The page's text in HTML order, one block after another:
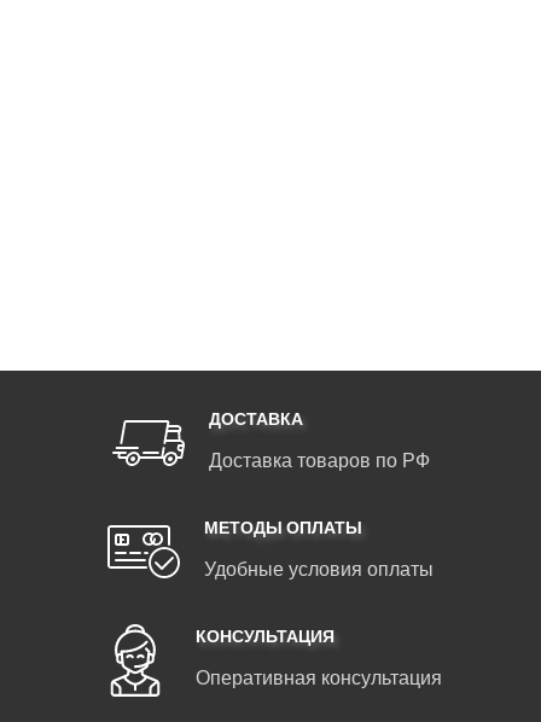
ДОСТАВКА
Доставка товаров по РФ
МЕТОДЫ ОПЛАТЫ
Удобные условия оплаты
КОНСУЛЬТАЦИЯ
Оперативная консультация